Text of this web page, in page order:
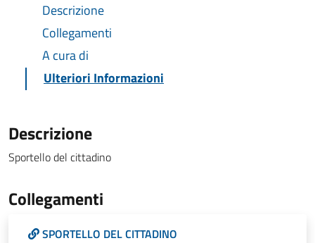
Descrizione
Collegamenti
A cura di
Ulteriori Informazioni
Descrizione
Sportello del cittadino
Collegamenti
SPORTELLO DEL CITTADINO